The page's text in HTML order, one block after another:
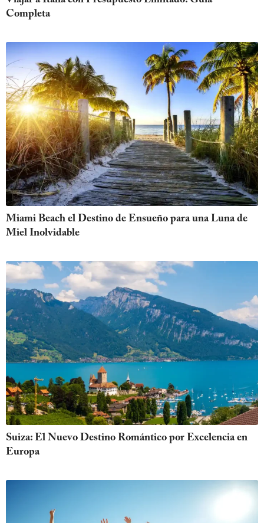
Completa
Miami Beach el Destino de Ensueño para una Luna de
Miel Inolvidable
Suiza: El Nuevo Destino Romántico por Excelencia en
Europa